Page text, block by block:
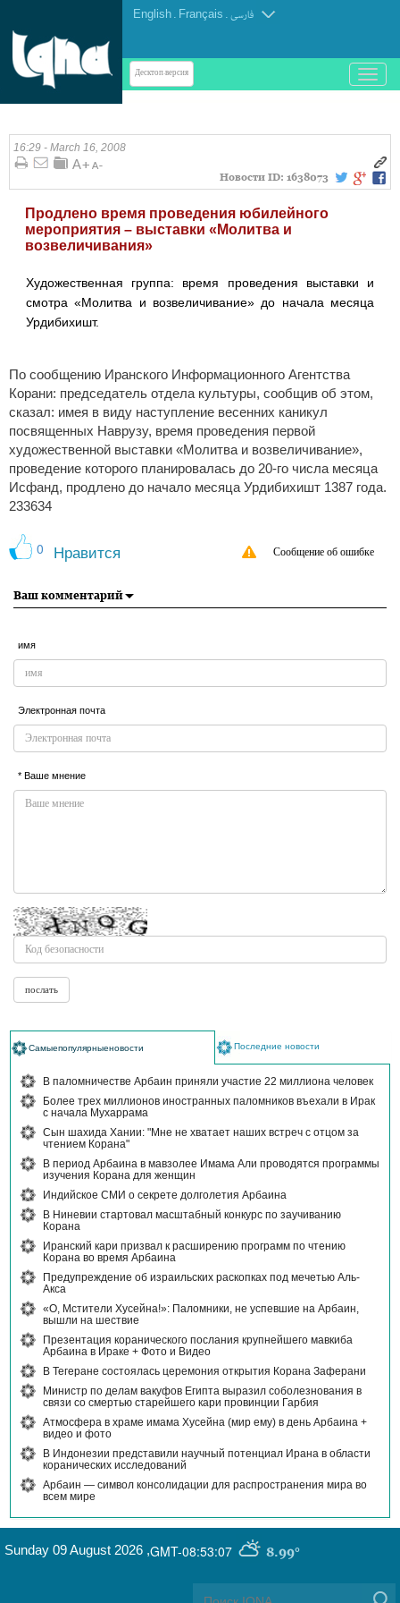
English . Français . فارسی
Десктоп-версия
باز
و
کردن
16:29 - March 16, 2008
Новости ID: 1638073
Продлено время проведения юбилейного
мероприятия – выставки «Молитва и
возвеличивания»
Художественная группа: время проведения выставки и
смотра «Молитва и возвеличивание» до начала месяца
Урдибихишт.
По сообщению Иранского Информационного Агентства
Корани: председатель отдела культуры, сообщив об этом,
сказал: имея в виду наступление весенних каникул
посвященных Наврузу, время проведения первой
художественной выставки «Молитва и возвеличивание»,
проведение которого планировалась до 20-го числа месяца
Исфанд, продлено до начало месяца Урдибихишт 1387 года.
233634
0 Нравится Сообщение об ошибке
Ваш комментарий
имя
Электронная почта
* Ваше мнение
Самыепопулярныеновости Последние новости
В паломничестве Арбаин приняли участие 22 миллиона человек
Более трех миллионов иностранных паломников въехали в Ирак
с начала Мухаррама
Сын шахида Хании: "Мне не хватает наших встреч с отцом за
чтением Корана"
В период Арбаина в мавзолее Имама Али проводятся программы
изучения Корана для женщин
Индийское СМИ о секрете долголетия Арбаина
В Ниневии стартовал масштабный конкурс по заучиванию
Корана
Иранский кари призвал к расширению программ по чтению
Корана во время Арбаина
Предупреждение об израильских раскопках под мечетью Аль-
Акса
«О, Мстители Хусейна!»: Паломники, не успевшие на Арбаин,
вышли на шествие
Презентация коранического послания крупнейшего мавкиба
Арбаина в Ираке + Фото и Видео
В Тегеране состоялась церемония открытия Корана Заферани
Министр по делам вакуфов Египта выразил соболезнования в
связи со смертью старейшего кари провинции Гарбия
Атмосфера в храме имама Хусейна (мир ему) в день Арбаина +
видео и фото
В Индонезии представили научный потенциал Ирана в области
коранических исследований
Арбаин — символ консолидации для распространения мира во
всем мире
GMT-08:53:07 8.99°
Sunday 09 August 2026 ,